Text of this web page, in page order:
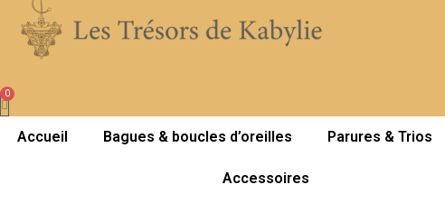
Accueil Bagues & boucles d’oreilles Parures & Trios
Accessoires